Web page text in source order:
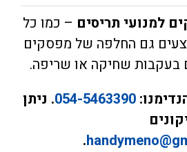
למנועי תריסים – כמו כל
גם החלפה של מפסקים
בעקבות שחיקה או שריפה.
054-5463390. ניתן
.